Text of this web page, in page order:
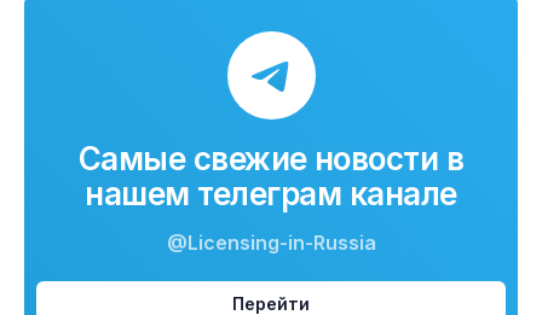
Самые свежие новости в
нашем телеграм канале
@Licensing-in-Russia
Перейти